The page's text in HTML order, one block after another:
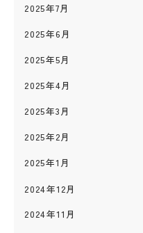
2025年7月
2025年6月
2025年5月
2025年4月
2025年3月
2025年2月
2025年1月
2024年12月
2024年11月